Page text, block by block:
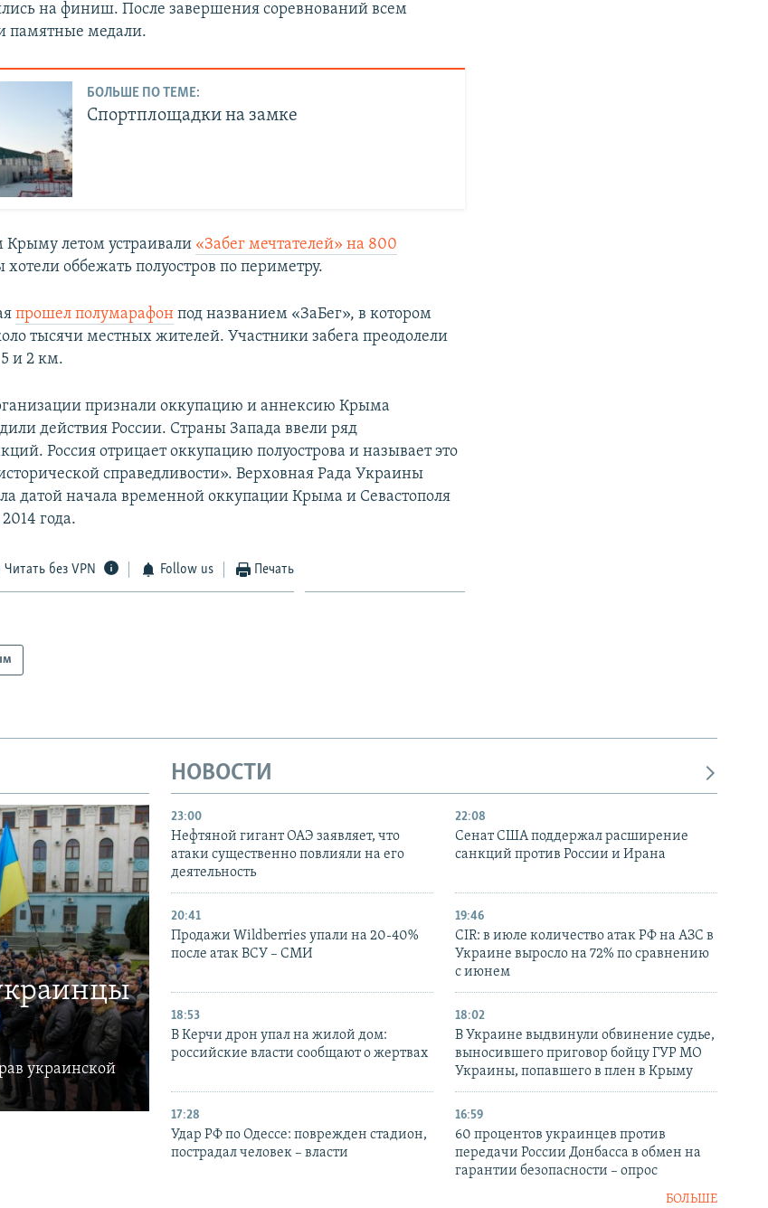
на финиш. После завершения соревнований всем
памятные медали.
БОЛЬШЕ ПО ТЕМЕ:
Спортплощадки на замке
летом устраивали «Забег мечтателей» на 800
хотели оббежать полуостров по периметру.
прошел полумарафон под названием «ЗаБег», в котором
тысячи местных жителей. Участники забега преодолели
и 2 км.
признали оккупацию и аннексию Крыма
действия России. Страны Запада ввели ряд
Россия отрицает оккупацию полуострова и называет это
справедливости». Верховная Рада Украины
датой начала временной оккупации Крыма и Севастополя
года.
Читать без VPN Follow us Печать
украинской
НОВОСТИ
23:00
Нефтяной гигант ОАЭ заявляет, что
атаки существенно повлияли на его
деятельность
22:08
Сенат США поддержал расширение
санкций против России и Ирана
20:41
Продажи Wildberries упали на 20-40%
после атак ВСУ – СМИ
19:46
CIR: в июле количество атак РФ на АЗС в
Украине выросло на 72% по сравнению
с июнем
18:53
В Керчи дрон упал на жилой дом:
российские власти сообщают о жертвах
18:02
В Украине выдвинули обвинение судье,
выносившего приговор бойцу ГУР МО
Украины, попавшего в плен в Крыму
17:28
Удар РФ по Одессе: поврежден стадион,
пострадал человек – власти
16:59
60 процентов украинцев против
передачи России Донбасса в обмен на
гарантии безопасности – опрос
БОЛЬШЕ